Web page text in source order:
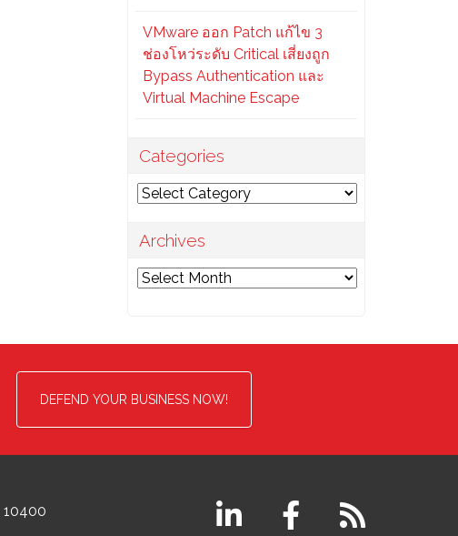
VMware ออก Patch แก้ไข 3
ช่องโหว่ระดับ Critical เสี่ยงถูก
Bypass Authentication และ
Virtual Machine Escape
Categories
Categories
Archives
Archives
DEFEND YOUR BUSINESS NOW!
10400